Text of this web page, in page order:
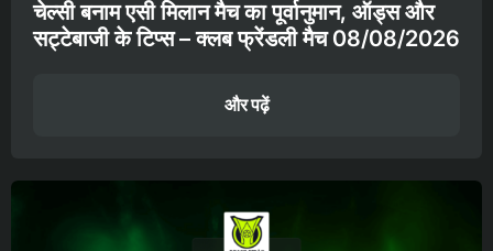
चेल्सी बनाम एसी मिलान मैच का पूर्वानुमान, ऑड्स और
सट्टेबाजी के टिप्स – क्लब फ्रेंडली मैच 08/08/2026
और पढ़ें